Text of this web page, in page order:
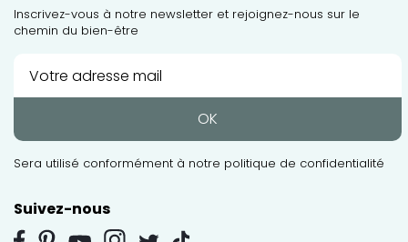
Inscrivez-vous à notre newsletter et rejoignez-nous sur le
chemin du bien-être
OK
Sera utilisé conformément à notre politique de confidentialité
Suivez-nous